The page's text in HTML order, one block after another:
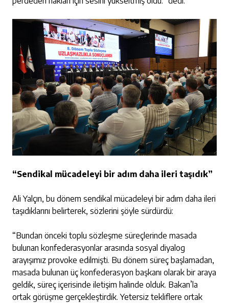
“Sendikal mücadeleyi bir adım daha ileri taşıdık”
Ali Yalçın, bu dönem sendikal mücadeleyi bir adım daha ileri
taşıdıklarını belirterek, sözlerini şöyle sürdürdü:
“Bundan önceki toplu sözleşme süreçlerinde masada
bulunan konfederasyonlar arasında sosyal diyalog
arayışımız provoke edilmişti. Bu dönem süreç başlamadan,
masada bulunan üç konfederasyon başkanı olarak bir araya
geldik, süreç içerisinde iletişim halinde olduk. Bakan’la
ortak görüşme gerçekleştirdik. Yetersiz tekliflere ortak